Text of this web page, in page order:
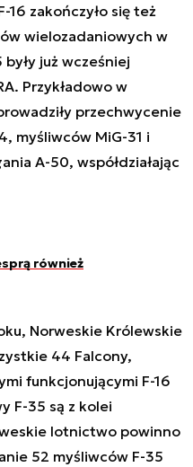
16 zakończyło się też
wielozadaniowych w
już wcześniej
Przykładowo w
przechwycenie
myśliwców MiG-31 i
A-50, współdziałając
również
Norweskie Królewskie
44 Falcony,
funkcjonującymi F-16
F-35 są z kolei
lotnictwo powinno
52 myśliwców F-35